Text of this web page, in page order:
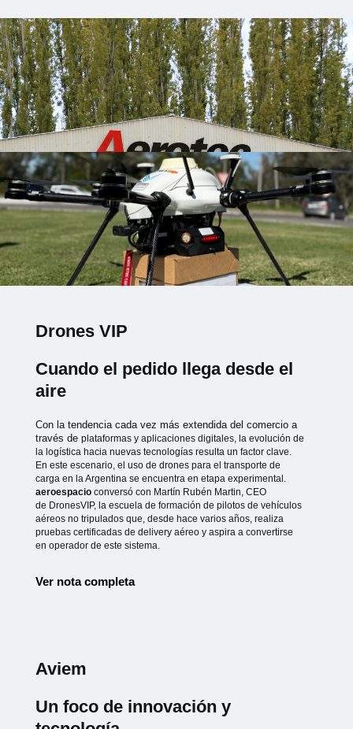
Drones VIP
Cuando el pedido llega desde el
aire
Con la tendencia cada vez más extendida del comercio a
través de plataformas y aplicaciones digitales, la evolución de
la logística hacia nuevas tecnologías resulta un factor clave.
En este escenario, el uso de drones para el transporte de
carga en la Argentina se encuentra en etapa experimental.
aeroespacioconversó con Martín Rubén Martin, CEO
de DronesVIP, la escuela de formación de pilotos de vehículos
aéreos no tripulados que, desde hace varios años, realiza
pruebas certificadas de delivery aéreo y aspira a convertirse
en operador de este sistema.
Ver nota completa
Aviem
Un foco de innovación y